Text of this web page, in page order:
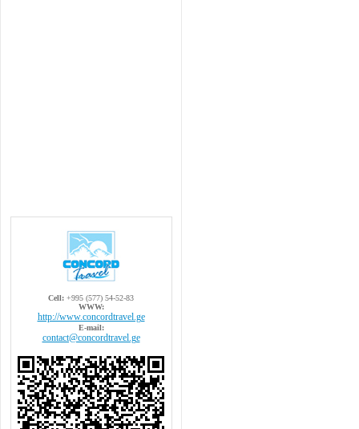
Cell: +995 (577) 54-52-83
WWW:
http://www.concordtravel.ge
E-mail:
contact@concordtravel.ge